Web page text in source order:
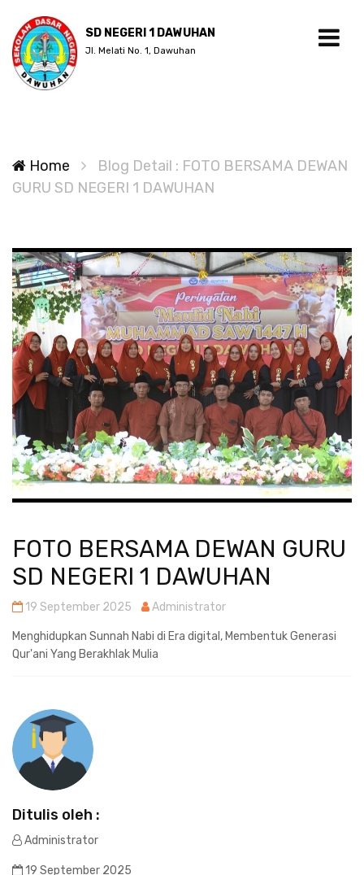
SD NEGERI 1 DAWUHAN
Jl. Melati No. 1, Dawuhan
Home
Blog Detail : FOTO BERSAMA DEWAN
GURU SD NEGERI 1 DAWUHAN
FOTO BERSAMA DEWAN GURU
SD NEGERI 1 DAWUHAN
19 September 2025 Administrator
Menghidupkan Sunnah Nabi di Era digital, Membentuk Generasi
Qur'ani Yang Berakhlak Mulia
Ditulis oleh :
Administrator
19 September 2025